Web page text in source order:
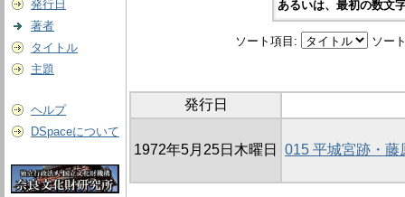
発行日
著者
タイトル
主題
ヘルプ
DSpaceについて
あるいは、最初の数文
ソート項目: ソー
発行日
1972年5月25日木曜日 015 平城宮跡・藤